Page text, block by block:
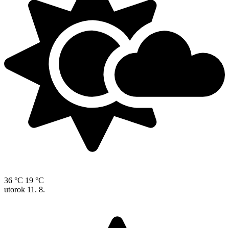
36 °C 19 °C
utorok 11. 8.